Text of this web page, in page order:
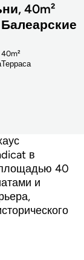
40m²
Терраса
40m²
в
площадью 40
и